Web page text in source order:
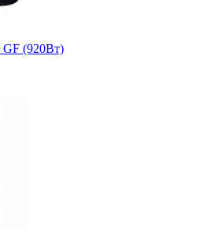
(920Вт)